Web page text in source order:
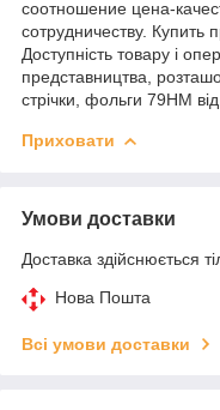
соотношение цена-
сотрудничеству. Купить
Доступність товару і
представництва,
стрічки, фольги 79НМ
Приховати
Умови доставки
Доставка здійснюється
Нова Пошта
Всі умови доставки